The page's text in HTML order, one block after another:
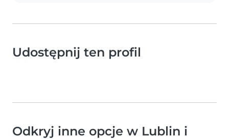
Udostępnij ten profil
Odkryj inne opcje w Lublin i